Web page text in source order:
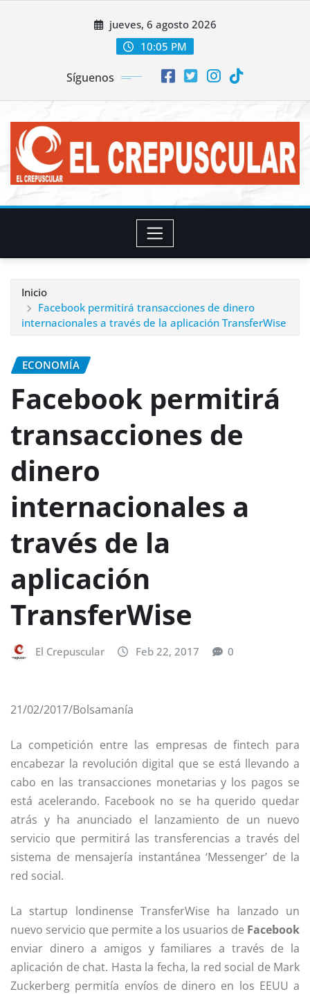
jueves, 6 agosto 2026
10:05 PM
Síguenos
Inicio
Facebook permitirá transacciones de dinero
internacionales a través de la aplicación TransferWise
ECONOMÍA
Facebook permitirá
transacciones de
dinero
internacionales a
través de la
aplicación
TransferWise
El Crepuscular Feb 22, 2017 0
21/02/2017/Bolsamanía
La competición entre las empresas de fintech para
encabezar la revolución digital que se está llevando a
cabo en las transacciones monetarias y los pagos se
está acelerando. Facebook no se ha querido quedar
atrás y ha anunciado el lanzamiento de un nuevo
servicio que permitirá las transferencias a través del
sistema de mensajería instantánea ‘Messenger’ de la
red social.
La startup londinense TransferWise ha lanzado un
nuevo servicio que permite a los usuarios de Facebook
enviar dinero a amigos y familiares a través de la
aplicación de chat. Hasta la fecha, la red social de Mark
Zuckerberg permitía envíos de dinero en los EEUU a